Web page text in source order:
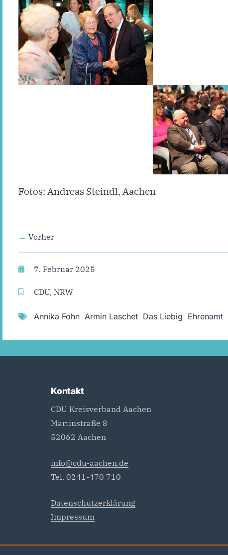
Fotos: Andreas Steindl, Aachen
Vorher
7. Februar 2025
CDU, NRW
Annika Fohn, Armin Laschet, Das Liebig Ehrenamt,
Kontakt
CDU Kreisverband Aachen
Martinstraße 8
52062 Aachen
info@cdu-aachen.de
Tel. 0241-470 710
Datenschutzerklärung
Impressum